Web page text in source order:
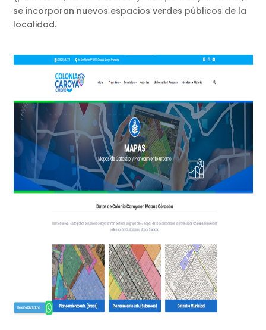
se incorporan nuevos espacios verdes públicos de la
localidad.